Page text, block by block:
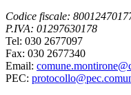
Codice fiscale:
P.IVA: 01297630178
Tel: 030 2677097
Fax: 030 2677340
Email:
PEC: